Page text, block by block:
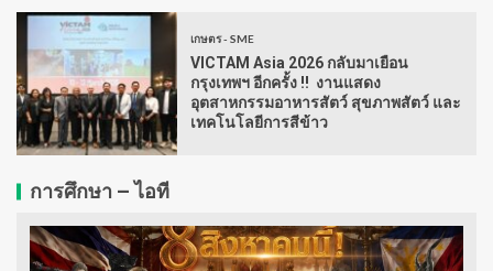
เกษตร - SME
VICTAM Asia 2026 กลับมาเยือน
กรุงเทพฯ อีกครั้ง !! งานแสดง
อุตสาหกรรมอาหารสัตว์ สุขภาพสัตว์ และ
เทคโนโลยีการสีข้าว
การศึกษา – ไอที